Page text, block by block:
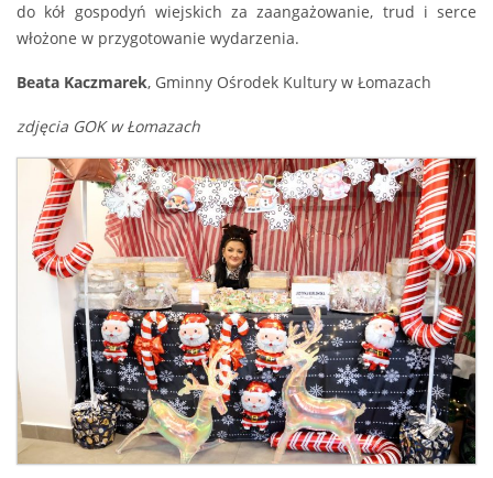
do kół gospodyń wiejskich za zaangażowanie, trud i serce
włożone w przygotowanie wydarzenia.
Beata Kaczmarek, Gminny Ośrodek Kultury w Łomazach
zdjęcia GOK w Łomazach